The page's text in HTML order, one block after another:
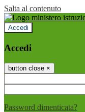
Salta al contenuto
Accedi
Accedi
button close ×
Password dimenticata?